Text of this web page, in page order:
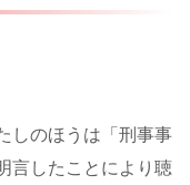
しのほうは「刑事事
言したことにより聴